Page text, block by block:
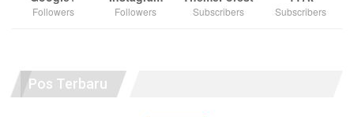
Followers Followers Subscribers Subscribers
Pos Terbaru